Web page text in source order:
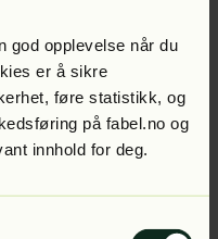
god opplevelse når du
er å sikre
føre statistikk, og
på fabel.no og
innhold for deg.